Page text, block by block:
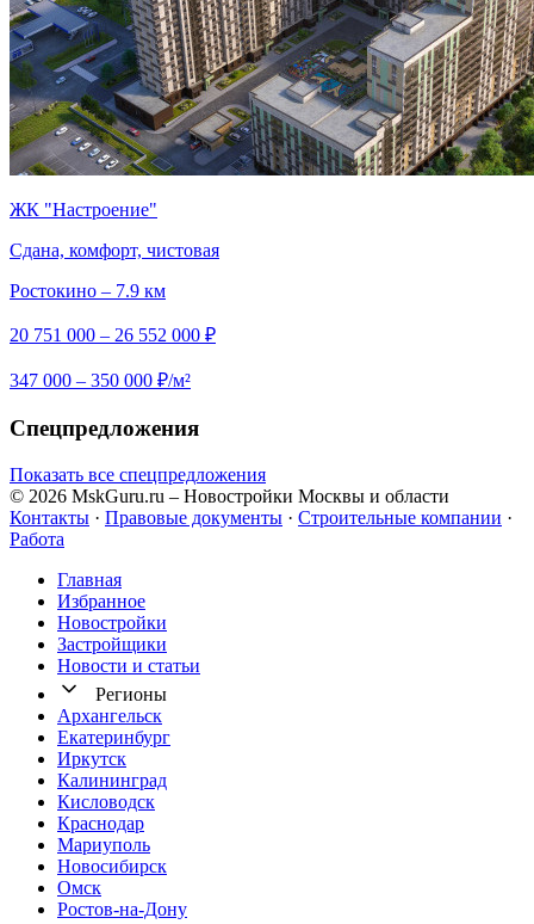
ЖК "Настроение"
Сдана, комфорт, чистовая
Ростокино – 7.9 км
20 751 000 – 26 552 000 ₽
347 000 – 350 000 ₽/м²
Спецпредложения
Показать все спецпредложения
© 2026 MskGuru.ru – Новостройки Москвы и области
Контакты · Правовые документы · Строительные компании ·
Работа
Главная
Избранное
Новостр ойки
Застройщики
Новости и статьи
Регионы
Архангельск
Екатеринбург
Иркутск
Калининград
Кисловодск
Краснодар
Мариуполь
Новосибирск
Омск
Ростов-на-Дону